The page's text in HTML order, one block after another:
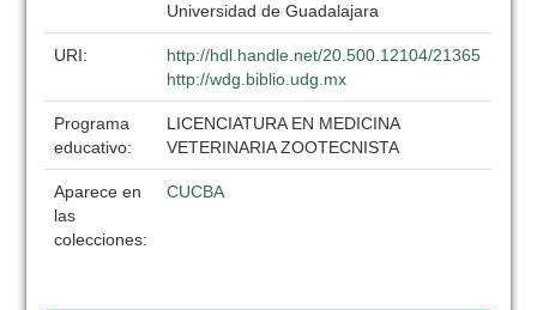
Universidad de Guadalajara
URI:
http://hdl.handle.net/20.500.12104/21365
http://wdg.biblio.udg.mx
Programa
educativo:
LICENCIATURA EN MEDICINA
VETERINARIA ZOOTECNISTA
Aparece en
las
colecciones:
CUCBA